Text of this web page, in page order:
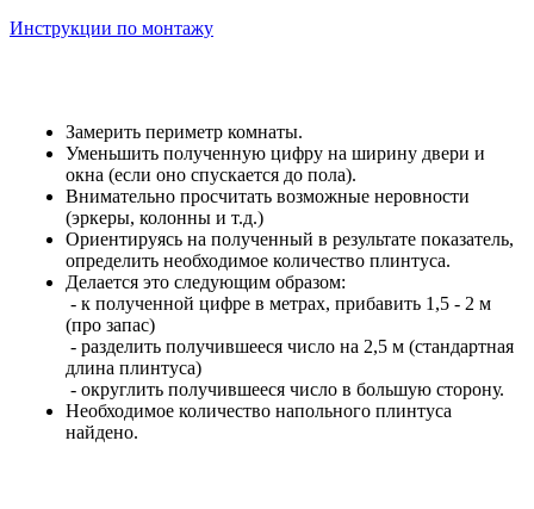
Инструкции по монтажу
Замерить периметр комнаты.
Уменьшить полученную цифру на ширину двери и
окна (если оно спускается до пола).
Внимательно просчитать возможные неровности
(эркеры, колонны и т.д.)
Ориентируясь на полученный в результате показатель,
определить необходимое количество плинтуса.
Делается это следующим образом:
- к полученной цифре в метрах, прибавить 1,5 - 2 м
(про запас)
- разделить получившееся число на 2,5 м (стандартная
длина плинтуса)
- округлить получившееся число в большую сторону.
Необходимое количество напольного плинтуса
найдено.